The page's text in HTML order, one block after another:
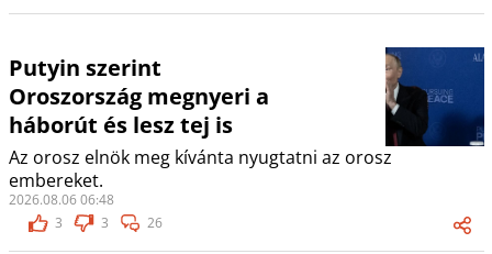
Putyin szerint
Oroszország megnyeri a
háborút és lesz tej is
Az orosz elnök meg kívánta nyugtatni az orosz
embereket.
2026.08.06 06:48
3
3 26